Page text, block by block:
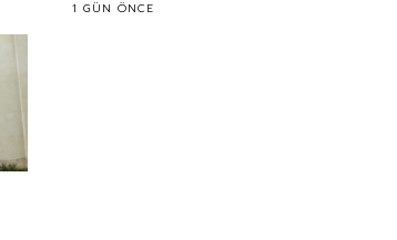
1 GÜN ÖNCE